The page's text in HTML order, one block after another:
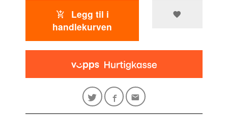
Legg til i
handlekurven